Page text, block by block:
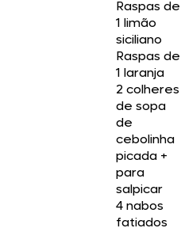
Raspas de
1 limão
siciliano
Raspas de
1 laranja
2 colheres
de sopa
de
cebolinha
picada +
para
salpicar
4 nabos
fatiados